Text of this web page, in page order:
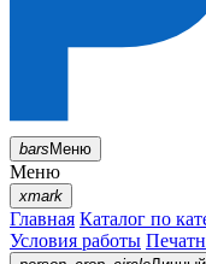
barsМеню
Меню
xmark
Главная Каталог по
Условия работы